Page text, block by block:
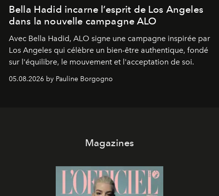
Bella Hadid incarne l’esprit de Los Angeles
dans la nouvelle campagne ALO
Avec Bella Hadid, ALO signe une campagne inspirée par
Los Angeles qui célèbre un bien-être authentique, fondé
sur l'équilibre, le mouvement et l'acceptation de soi.
05.08.2026 by Pauline Borgogno
Magazines